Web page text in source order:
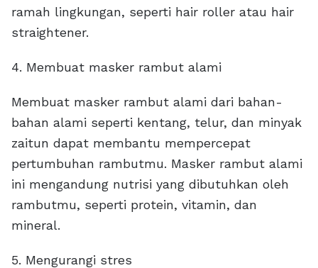
ramah lingkungan, seperti hair roller atau hair
straightener.
4. Membuat masker rambut alami
Membuat masker rambut alami dari bahan-
bahan alami seperti kentang, telur, dan minyak
zaitun dapat membantu mempercepat
pertumbuhan rambutmu. Masker rambut alami
ini mengandung nutrisi yang dibutuhkan oleh
rambutmu, seperti protein, vitamin, dan
mineral.
5. Mengurangi stres